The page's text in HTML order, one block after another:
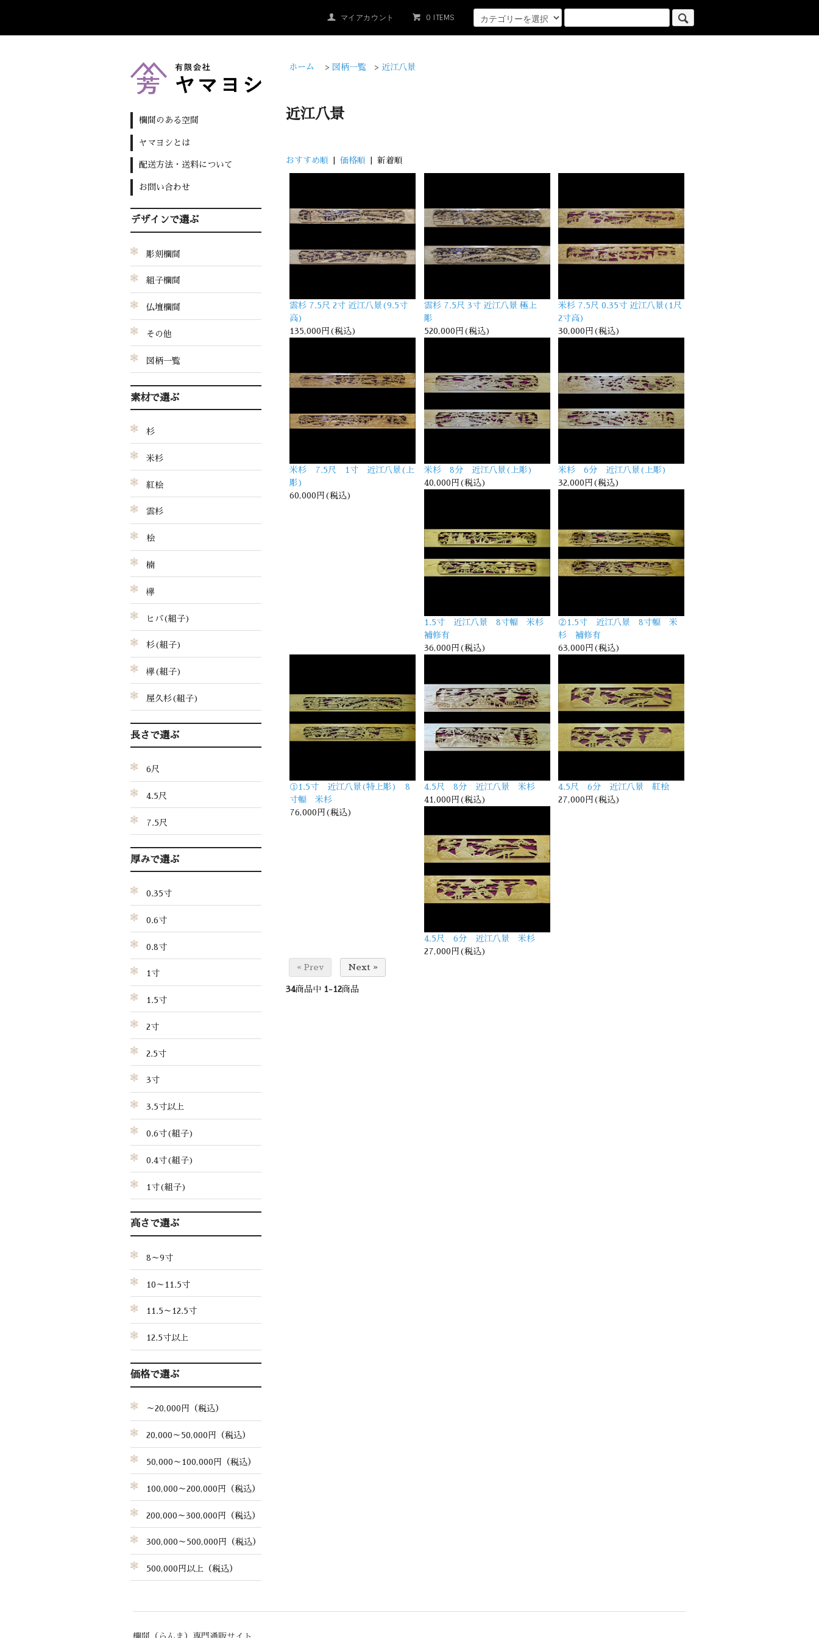
マイアカウント 0 ITEMS
ホーム > 図柄一覧 > 近江八景
近江八景
おすすめ順 価格順 | 新着順
雲杉 7.5尺 2寸 近江八景(9.5寸
高)
135,000円(税込)
雲杉 7.5尺 3寸 近江八景 極上
彫
520,000円(税込)
米杉 7.5尺 0.35寸 近江八景(1尺
2寸高)
30,000円(税込)
米杉 7.5尺 1寸 近江八景(上
彫)
60,000円(税込)
米杉 8分 近江八景(上彫)
40,000円(税込)
米杉 6分 近江八景(上彫)
32,000円(税込)
1.5寸 近江八景 8寸幅 米杉
補修有
36,000円(税込)
②1.5寸 近江八景 8寸幅 米
杉 補修有
63,000円(税込)
①1.5寸 近江八景(特上彫) 8
寸幅 米杉
76,000円(税込)
4.5尺 8分 近江八景 米杉
41,000円(税込)
4.5尺 6分 近江八景 紅桧
27,000円(税込)
4.5尺 6分 近江八景 米杉
27,000円(税込)
« Prev
Next »
34商品中 1-12商品
欄間のある空間
ヤマヨシとは
配送方法・送料について
お問い合わせ
デザインで選ぶ
彫刻欄間
組子欄間
仏壇欄間
その他
図柄一覧
素材で選ぶ
杉
米杉
紅桧
雲杉
桧
楠
欅
ヒバ(組子)
杉(組子)
欅(組子)
屋久杉(組子)
長さで選ぶ
6尺
4.5尺
7.5尺
厚みで選ぶ
0.35寸
0.6寸
0.8寸
1寸
1.5寸
2寸
2.5寸
3寸
3.5寸以上
0.6寸(組子)
0.4寸(組子)
1寸(組子)
高さで選ぶ
8～9寸
10～11.5寸
11.5～12.5寸
12.5寸以上
価格で選ぶ
～20,000円（税込）
20,000～50,000円（税込）
50,000～100,000円（税込）
100,000～200,000円（税込）
200,000～300,000円（税込）
300,000～500,000円（税込）
500,000円以上（税込）